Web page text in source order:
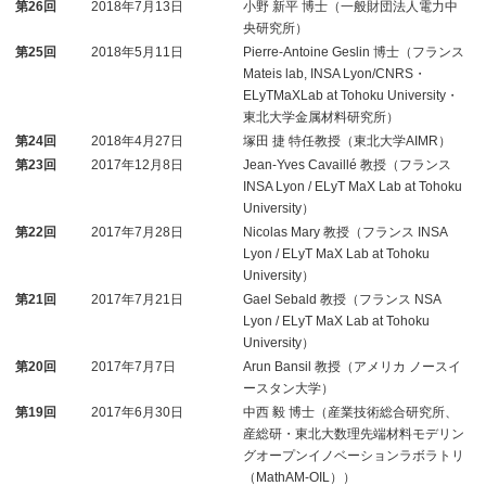
第26回 2018年7月13日
小野 新平 博士（一般財団法人電力中
央研究所）
第25回
2018年5月11日
Pierre-Antoine Geslin 博士（フランス
Mateis lab, INSA Lyon/CNRS・
ELyTMaXLab at Tohoku University・
東北大学金属材料研究所）
第24回
2018年4月27日
塚田 捷 特任教授（東北大学AIMR）
第23回
2017年12月8日
Jean-Yves Cavaillé 教授（フランス
INSA Lyon / ELyT MaX Lab at Tohoku
University）
第22回
2017年7月28日
Nicolas Mary 教授（フランス INSA
Lyon / ELyT MaX Lab at Tohoku
University）
第21回
2017年7月21日
Gael Sebald 教授（フランス NSA
Lyon / ELyT MaX Lab at Tohoku
University）
第20回
2017年7月7日
Arun Bansil 教授（アメリカ ノースイ
ースタン大学）
第19回
2017年6月30日
中西 毅 博士（産業技術総合研究所、
産総研・東北大数理先端材料モデリン
グオープンイノベーションラボラトリ
（MathAM-OIL））